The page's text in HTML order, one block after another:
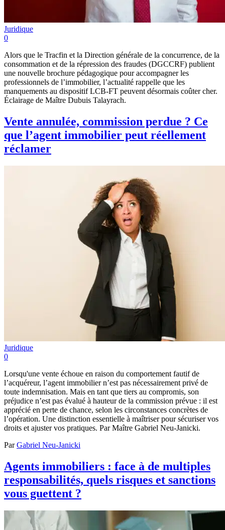
Juridique
0
Alors que le Tracfin et la Direction générale de la concurrence, de la
consommation et de la répression des fraudes (DGCCRF) publient
une nouvelle brochure pédagogique pour accompagner les
professionnels de l’immobilier, l’actualité rappelle que les
manquements au dispositif LCB-FT peuvent désormais coûter cher.
Éclairage de Maître Dubuis Talayrach.
Vente annulée, commission perdue ? Ce
que l’agent immobilier peut réellement
réclamer
Juridique
0
Lorsqu'une vente échoue en raison du comportement fautif de
l’acquéreur, l’agent immobilier n’est pas nécessairement privé de
toute indemnisation. Mais en tant que tiers au compromis, son
préjudice n’est pas évalué à hauteur de la commission prévue : il est
apprécié en perte de chance, selon les circonstances concrètes de
l’opération. Une distinction essentielle à maîtriser pour sécuriser vos
droits et ajuster vos pratiques. Par Maître Gabriel Neu-Janicki.
ParGabriel Neu-Janicki
Agents immobiliers : face à de multiples
responsabilités, quels risques et sanctions
vous guettent ?